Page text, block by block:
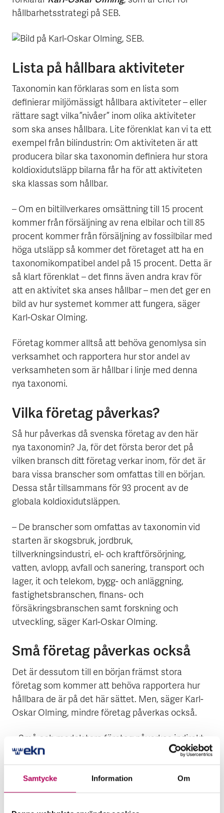
Samtycke Information Om
hållbarhetsstrategi på SEB.
Lista på hållbara aktiviteter
Taxonomin kan förklaras som en lista som
definierar miljömässigt hållbara aktiviteter – eller
rättare sagt vilka ”nivåer” inom olika aktiviteter
som ska anses hållbara. Lite förenklat kan vi ta ett
exempel från bilindustrin: Om aktiviteten är att
producera bilar ska taxonomin definiera hur stora
koldioxidutsläpp bilarna får ha för att aktiviteten
ska klassas som hållbar.
– Om en biltillverkares omsättning till 15 procent
kommer från försäljning av rena elbilar och till 85
procent kommer från försäljning av fossilbilar med
höga utsläpp så kommer det företaget att ha en
taxonomikompatibel andel på 15 procent. Detta är
så klart förenklat – det finns även andra krav för
att en aktivitet ska anses hållbar – men det ger en
bild av hur systemet kommer att fungera, säger
Karl-Oskar Olming.
Företag kommer alltså att behöva genomlysa sin
verksamhet och rapportera hur stor andel av
verksamheten som är hållbar i linje med denna
nya taxonomi.
Vilka företag påverkas?
Så hur påverkas då svenska företag av den här
nya taxonomin? Ja, för det första beror det på
vilken bransch ditt företag verkar inom, för det är
bara vissa branscher som omfattas till en början.
Dessa står tillsammans för 93 procent av de
globala koldioxidutsläppen.
– De branscher som omfattas av taxonomin vid
starten är skogsbruk, jordbruk,
tillverkningsindustri, el- och kraftförsörjning,
vatten, avlopp, avfall och sanering, transport och
lager, it och telekom, bygg- och anläggning,
fastighetsbranschen, finans- och
försäkringsbranschen samt forskning och
utveckling, säger Karl-Oskar Olming.
Små företag påverkas också
Det är dessutom till en början främst stora
företag som kommer att behöva rapportera hur
hållbara de är på det här sättet. Men, säger Karl-
Oskar Olming, mindre företag påverkas också.
– Små och medelstora företag påverkas indirekt.
De är ofta leverantörer till större företag, som nu
till exempel måste tänka igenom sina inköp eller
hur de ska ställa om vissa aktiviteter och
affärsmodeller så att de har mindre klimat- och